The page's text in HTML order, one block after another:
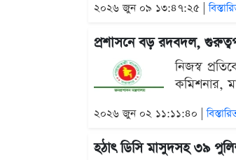
২০২৬ জুন ০৯ ১৩:৪৭:২৫ |
প্রশাসনে বড় রদবদল,
নিজস্ব
কমিশনার,
২০২৬ জুন ০২ ১১:১১:৪০ |
হঠাৎ ডিসি মাসুদসহ ৩৯